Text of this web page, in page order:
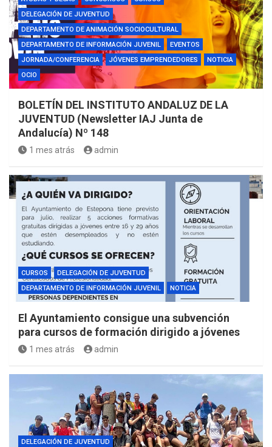
DELEGACIÓN DE JUVENTUD
DEPARTAMENTO DE ANIMACIÓN SOCIOCULTURAL
DEPARTAMENTO DE INFORMACIÓN JUVENIL
EVENTOS
JORNADA/CONFERENCIA
JÓVENES EMPRENDEDORES
NOTICIA
OCIO
BOLETÍN DEL INSTITUTO ANDALUZ DE LA
JUVENTUD (Newsletter IAJ Junta de
Andalucía) Nº 148
1 mes atrás admin
CURSOS
DELEGACIÓN DE JUVENTUD
DEPARTAMENTO DE INFORMACIÓN JUVENIL
NOTICIA
El Ayuntamiento consigue una subvención
para cursos de formación dirigido a jóvenes
1 mes atrás admin
DELEGACIÓN DE JUVENTUD